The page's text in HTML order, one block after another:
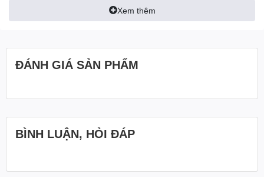
Xem thêm
ĐÁNH GIÁ SẢN PHẨM
BÌNH LUẬN, HỎI ĐÁP